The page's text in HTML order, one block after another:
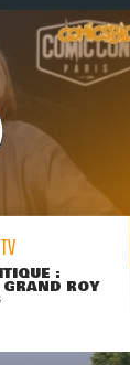
:
GRAND ROY